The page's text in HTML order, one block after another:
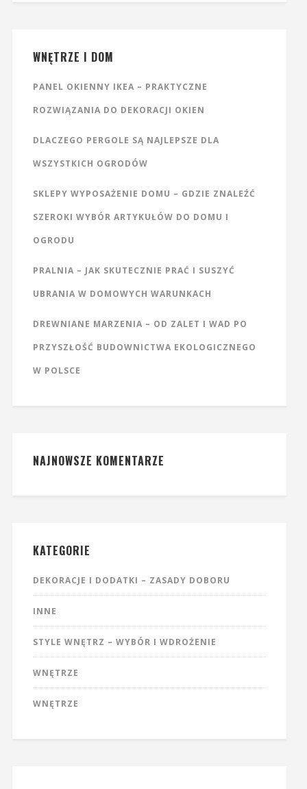
WNĘTRZE I DOM
PANEL OKIENNY IKEA – PRAKTYCZNE
ROZWIĄZANIA DO DEKORACJI OKIEN
DLACZEGO PERGOLE SĄ NAJLEPSZE DLA
WSZYSTKICH OGRODÓW
SKLEPY WYPOSAŻENIE DOMU – GDZIE ZNALEŹĆ
SZEROKI WYBÓR ARTYKUŁÓW DO DOMU I
OGRODU
PRALNIA – JAK SKUTECZNIE PRAĆ I SUSZYĆ
UBRANIA W DOMOWYCH WARUNKACH
DREWNIANE MARZENIA – OD ZALET I WAD PO
PRZYSZŁOŚĆ BUDOWNICTWA EKOLOGICZNEGO
W POLSCE
NAJNOWSZE KOMENTARZE
KATEGORIE
DEKORACJE I DODATKI – ZASADY DOBORU
INNE
STYLE WNĘTRZ – WYBÓR I WDROŻENIE
WNĘTRZE
WNĘTRZE